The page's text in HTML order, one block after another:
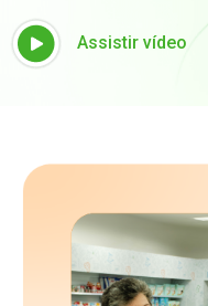
Assistir vídeo